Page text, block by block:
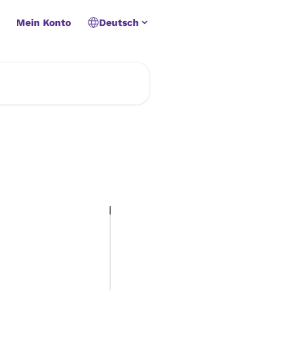
Mein Konto Deutsch